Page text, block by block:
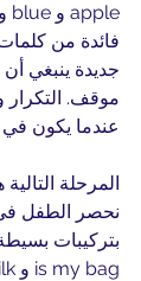
فائدة من
جديدة ينبغي
موقف. التكرار
عندما يكون
المرحلة
نحصر الطفل في